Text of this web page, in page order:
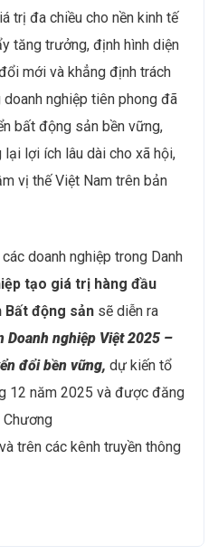
trị đa chiều cho nền kinh tế
tăng trưởng, định hình diện
mới và khẳng định trách
nghiệp tiên phong đã
bất động sản bền vững,
lợi ích lâu dài cho xã hội,
vị thế Việt Nam trên bản
doanh nghiệp trong Danh
tạo giá trị hàng đầu
Bất động sản sẽ diễn ra
Doanh nghiệp Việt 2025 –
đổi bền vững, dự kiến tổ
12 năm 2025 và được đăng
và trên các kênh truyền thông